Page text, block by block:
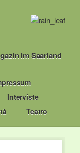
im Saarland
Interviste
Teatro